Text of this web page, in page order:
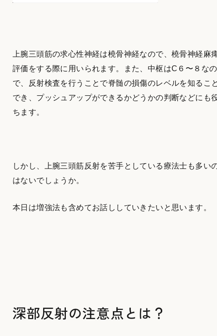
上腕三頭筋の求心性神経は橈骨神経なので、橈骨神経麻
評価をする際に用いられます。また、中枢はC６〜８なの
で、反射検査を行うことで脊髄の損傷のレベルを知るこ
でき、プッシュアップができるかどうかの判断などにも
ちます。
しかし、上腕三頭筋反射を苦手としている療法士も多い
はないでしょうか。
本日は増強法も含めてお話ししていきたいと思います。
深部反射の注意点とは？